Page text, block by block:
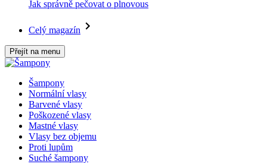
Jak správně pečovat o plnovous
Celý magazín
Přejít na menu
Šampony
Normální vlasy
Barvené vlasy
Poškozené vlasy
Mastné vlasy
Vlasy bez objemu
Proti lupům
Suché šampony